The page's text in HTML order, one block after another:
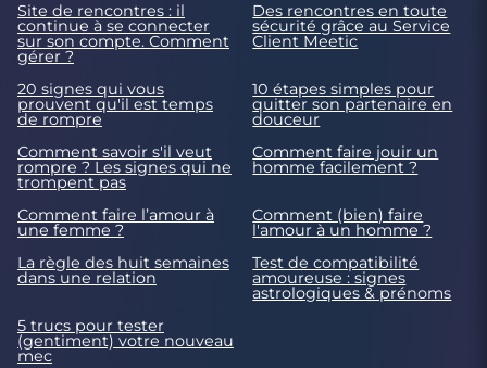
Site de rencontres : il
continue à se connecter
sur son compte. Comment
gérer ?
Des rencontres en toute
sécurité grâce au Service
Client Meetic
20 signes qui vous
prouvent qu'il est temps
de rompre
10 étapes simples pour
quitter son partenaire en
douceur
Comment savoir s'il veut
rompre ? Les signes qui ne
trompent pas
Comment faire jouir un
homme facilement ?
Comment faire l’amour à
une femme ?
Comment (bien) faire
l'amour à un homme ?
La règle des huit semaines
dans une relation
Test de compatibilité
amoureuse : signes
astrologiques & prénoms
5 trucs pour tester
(gentiment) votre nouveau
mec